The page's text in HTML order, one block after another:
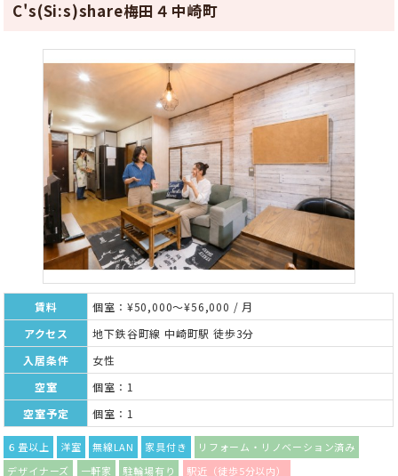
C's(Si:s)share梅田４中崎町
賃料
個室：¥50,000～¥56,000 / 月
アクセス
地下鉄谷町線 中崎町駅 徒歩3分
入居条件
女性
空室
個室：1
空室予定
個室：1
６畳以上 洋室 無線LAN 家具付き
リフォーム・リノベーション済み
デザイナーズ
一軒家 駐輪場有り 駅近（徒歩5分以内）